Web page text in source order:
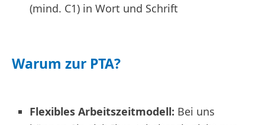
(mind. C1) in Wort und Schrift
Warum zur PTA?
Flexibles Arbeitszeitmodell: Bei uns